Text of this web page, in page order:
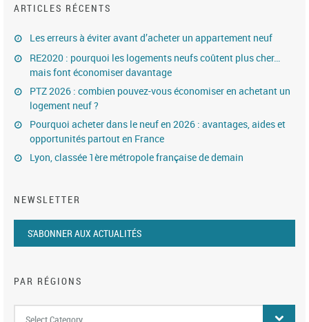
ARTICLES RÉCENTS
Les erreurs à éviter avant d’acheter un appartement neuf
RE2020 : pourquoi les logements neufs coûtent plus cher…
mais font économiser davantage
PTZ 2026 : combien pouvez-vous économiser en achetant un
logement neuf ?
Pourquoi acheter dans le neuf en 2026 : avantages, aides et
opportunités partout en France
Lyon, classée 1ère métropole française de demain
NEWSLETTER
S'ABONNER AUX ACTUALITÉS
PAR RÉGIONS
Par
Select Category